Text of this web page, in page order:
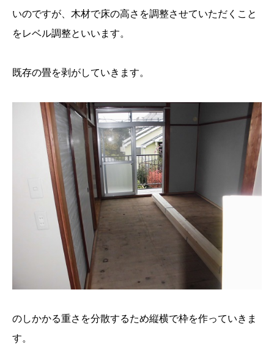
いのですが、木材で床の高さを調整させていただくこと
をレベル調整といいます。
既存の畳を剥がしていきます。
のしかかる重さを分散するため縦横で枠を作っていきま
す。